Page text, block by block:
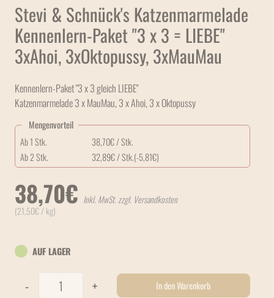
Stevi & Schnück's Katzenmarmelade
Kennenlern-Paket "3 x 3 = LIEBE"
3xAhoi, 3xOktopussy, 3xMauMau
Kennenlern-Paket "3 x 3 gleich LIEBE"
Katzenmarmelade 3 x MauMau, 3 x Ahoi, 3 x Oktopussy
Mengenvorteil
Ab 1 Stk.
38,70€/ Stk.
Ab 2 Stk.
32,89€/ Stk.(-5,81€)
38,70€ Inkl. MwSt. zzgl. Versandkosten
(21,50€/ kg)
AUF LAGER
-
Stevi & Schnück's Katzenmarmelade Kennenlern-Paket "3 x
+ In den Warenkorb